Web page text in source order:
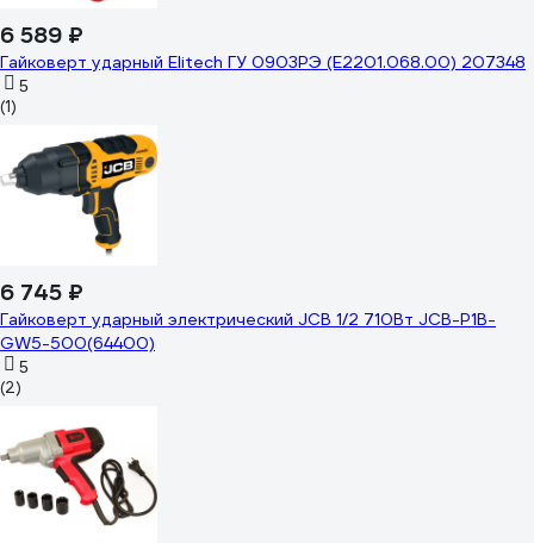
6 589 ₽
Гайковерт ударный Elitech ГУ 0903РЭ (E2201.068.00) 207348
5
(1)
6 745 ₽
Гайковерт ударный электрический JCB 1/2 710Вт JCB-P1B-
GW5-500(64400)
5
(2)